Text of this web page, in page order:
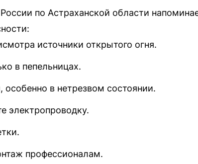
по Астраханской области
источники открытого огня.
в пепельницах.
в нетрезвом состоянии.
электропроводку.
профессионалам.